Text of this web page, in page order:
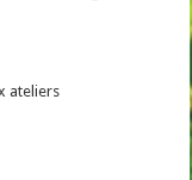
ateliers